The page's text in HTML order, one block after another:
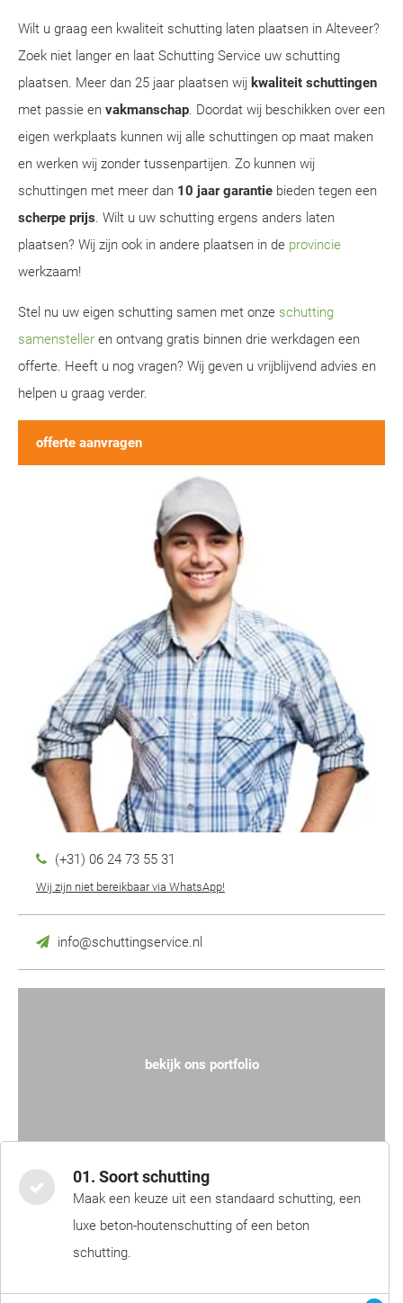
Wilt u graag een kwaliteit schutting laten plaatsen in Alteveer?
Zoek niet langer en laat Schutting Service uw schutting
plaatsen. Meer dan 25 jaar plaatsen wij kwaliteit schuttingen
met passie en vakmanschap. Doordat wij beschikken over een
eigen werkplaats kunnen wij alle schuttingen op maat maken
en werken wij zonder tussenpartijen. Zo kunnen wij
schuttingen met meer dan 10 jaar garantie bieden tegen een
scherpe prijs. Wilt u uw schutting ergens anders laten
plaatsen? Wij zijn ook in andere plaatsen in de provincie
werkzaam!
Stel nu uw eigen schutting samen met onze schutting
samensteller en ontvang gratis binnen drie werkdagen een
offerte. Heeft u nog vragen? Wij geven u vrijblijvend advies en
helpen u graag verder.
offerte aanvragen
(+31) 06 24 73 55 31
Wij zijn niet bereikbaar via WhatsApp!
info@schuttingservice.nl
bekijk ons portfolio
01. Soort schutting
Maak een keuze uit een standaard schutting, een
luxe beton-houtenschutting of een beton
schutting.